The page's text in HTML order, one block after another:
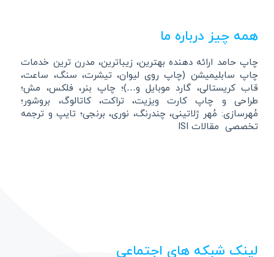
همه چیز درباره ما
چاپ حامد ارائه دهنده بهترین، زیباترین، مدرن ترین خدمات
چاپ سابلیمیشن (چاپ روی لیوان، تیشرت، سنگ، ساعت،
قاب کریستالی، گارد موبایل و…)؛ چاپ بنر، فلکس، مش؛
طراحی و چاپ کارت ویزیت، تراکت، کاتالوگ، بروشور؛
مُهرسازی: مُهر ژلاتینی، چندرنگ، نوری، برنجی؛ تایپ و ترجمه
تخصصی مقالات ISI
لینک شبکه های اجتماعی